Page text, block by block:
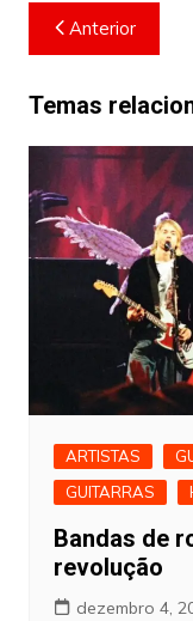
Navegação
de
Post
Anterior
Temas
ARTISTAS
GUITARRAS
Bandas de
revolução
dezembro 4,